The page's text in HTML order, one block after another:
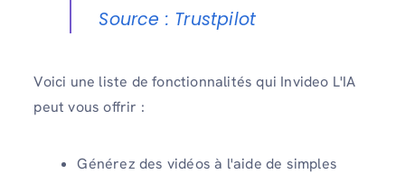
Source : Trustpilot
Voici une liste de fonctionnalités qui Invideo L'IA
peut vous offrir :
Générez des vidéos à l'aide de simples